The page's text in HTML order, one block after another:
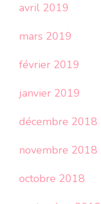
avril 2019
mars 2019
février 2019
janvier 2019
décembre 2018
novembre 2018
octobre 2018